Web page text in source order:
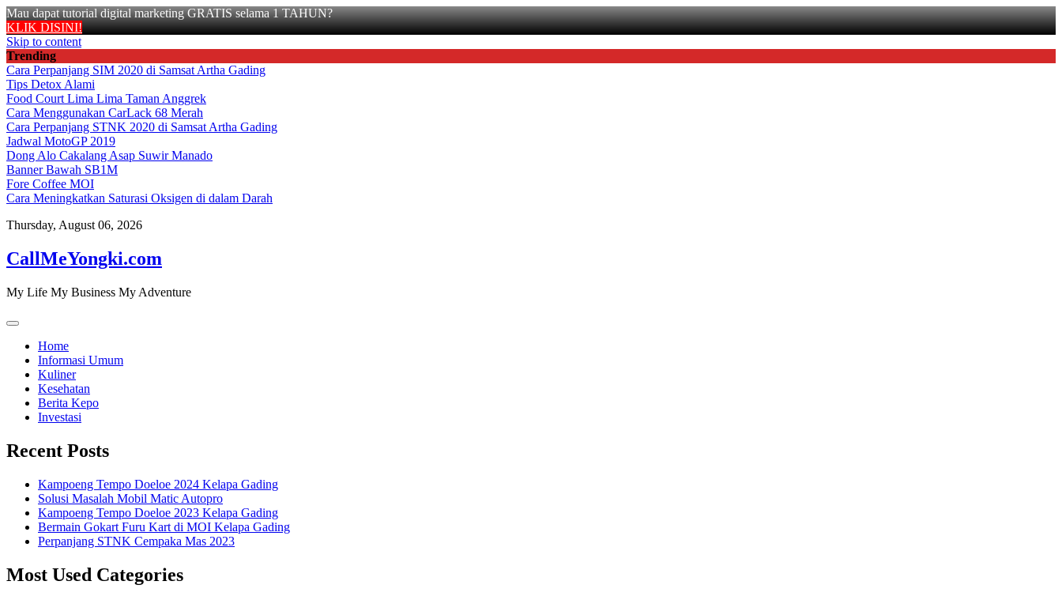
Mau dapat tutorial digital marketing GRATIS selama 1 TAHUN?
KLIK DISINI!
Skip to content
Trending
Cara Perpanjang SIM 2020 di Samsat Artha Gading
Tips Detox Alami
Food Court Lima Lima Taman Anggrek
Cara Menggunakan CarLack 68 Merah
Cara Perpanjang STNK 2020 di Samsat Artha Gading
Jadwal MotoGP 2019
Dong Alo Cakalang Asap Suwir Manado
Banner Bawah SB1M
Fore Coffee MOI
Cara Meningkatkan Saturasi Oksigen di dalam Darah
Thursday, August 06, 2026
CallMeYongki.com
My Life My Business My Adventure
Home
Informasi Umum
Kuliner
Kesehatan
Berita Kepo
Investasi
Recent Posts
Kampoeng Tempo Doeloe 2024 Kelapa Gading
Solusi Masalah Mobil Matic Autopro
Kampoeng Tempo Doeloe 2023 Kelapa Gading
Bermain Gokart Furu Kart di MOI Kelapa Gading
Perpanjang STNK Cempaka Mas 2023
Most Used Categories